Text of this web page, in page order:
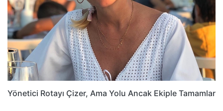
Yönetici Rotayı Çizer, Ama Yolu Ancak Ekiple Tamamlar